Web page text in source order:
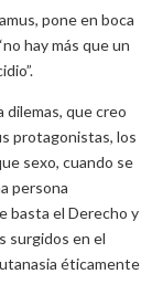
pone en boca
hay más que un
dilemas, que creo
protagonistas, los
sexo, cuando se
persona
basta el Derecho y
surgidos en el
éticamente